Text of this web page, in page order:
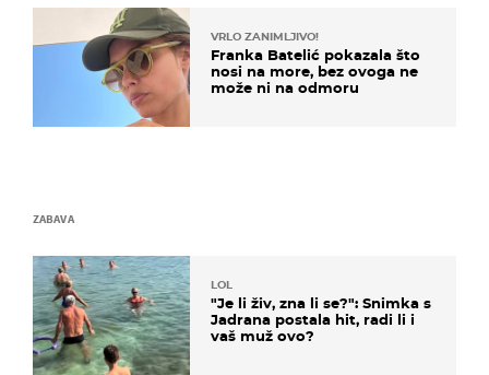
VRLO ZANIMLJIVO!
Franka Batelić pokazala što
nosi na more, bez ovoga ne
može ni na odmoru
ZABAVA
LOL
"Je li živ, zna li se?": Snimka s
Jadrana postala hit, radi li i
vaš muž ovo?